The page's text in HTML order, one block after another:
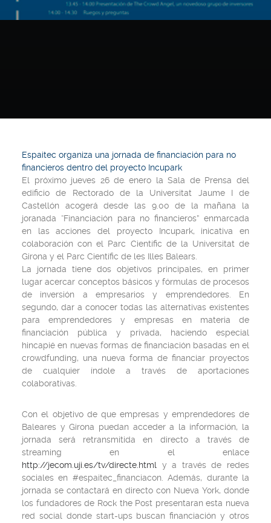
Espaitec organiza una jornada de financiación para no
financieros dentro del proyecto Incupark
El próximo jueves 26 de enero la Sala de Prensa del
edificio de Rectorado de la Universitat Jaume I de
Castellón acogerá desde las 9.00 de la mañana la
joranada “Financiación para no financieros” enmarcada
en las acciones del proyecto Incupark, inicativa en
colaboración con el Parc Científic de la Universitat de
Girona y el Parc Científic de les Illes Balears.
La jornada tiene dos objetivos principales, en primer
lugar acercar conceptos básicos y fórmulas de procesos
de inversión a empresarios y emprendedores. En
segundo, dar a conocer todas las alternativas existentes
para emprendedores y empresas en materia de
financiación pública y privada, haciendo especial
hincapié en nuevas formas de financiación basadas en el
crowdfunding, una nueva forma de financiar proyectos
de cualquier índole a través de aportaciones
colaborativas.
Con el objetivo de que empresas y emprendedores de
Baleares y Girona puedan acceder a la información, la
jornada será retransmitida en directo a través de
streaming en el enlace
http://jecom.uji.es/tv/directe.html y a través de redes
sociales en #espaitec_financiacon. Además, durante la
jornada se contactará en directo con Nueva York, donde
los fundadores de Rock the Post presentaran esta nueva
red social donde start-ups buscan financiación y otros